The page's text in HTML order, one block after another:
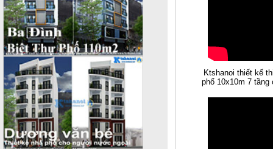
Ktshanoi thiết kế
phố 10x10m 7 tầng